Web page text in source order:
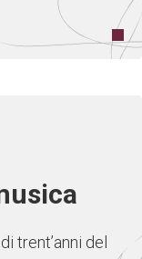
trent’anni del